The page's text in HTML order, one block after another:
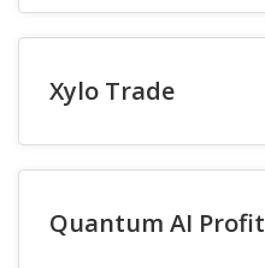
Xylo Trade
Quantum AI Profit